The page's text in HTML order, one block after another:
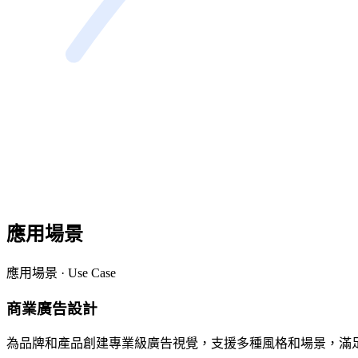
應用場景
應用場景 · Use Case
商業廣告設計
為品牌和產品創建專業級廣告視覺，支援多種風格和場景，滿